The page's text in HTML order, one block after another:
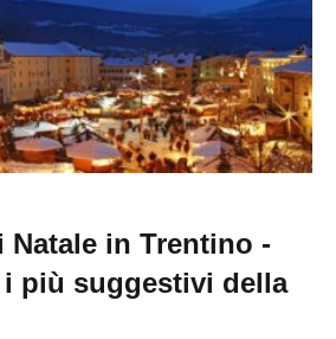
Natale in Trentino -
più suggestivi della